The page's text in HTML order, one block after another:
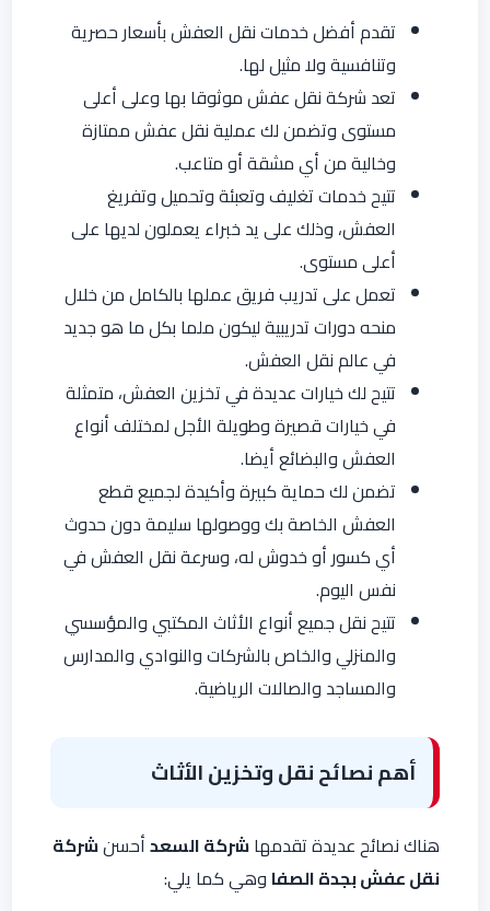
تقدم أفضل خدمات نقل العفش بأسعار حصرية
وتنافسية ولا مثيل لها.
تعد شركة نقل عفش موثوقا بها وعلى أعلى
مستوى وتضمن لك عملية نقل عفش ممتازة
وخالية من أي مشقة أو متاعب.
تتيح خدمات تغليف وتعبئة وتحميل وتفريغ
العفش، وذلك على يد خبراء يعملون لديها على
أعلى مستوى.
تعمل على تدريب فريق عملها بالكامل من خلال
منحه دورات تدريبية ليكون ملما بكل ما هو جديد
في عالم نقل العفش.
تتيح لك خيارات عديدة في تخزين العفش، متمثلة
في خيارات قصيرة وطويلة الأجل لمختلف أنواع
العفش والبضائع أيضا.
تضمن لك حماية كبيرة وأكيدة لجميع قطع
العفش الخاصة بك ووصولها سليمة دون حدوث
أي كسور أو خدوش له، وسرعة نقل العفش في
نفس اليوم.
تتيح نقل جميع أنواع الأثاث المكتبي والمؤسسي
والمنزلي والخاص بالشركات والنوادي والمدارس
والمساجد والصالات الرياضية.
أهم نصائح نقل وتخزين الأثاث
هناك نصائح عديدة تقدمهاشركة السعدأحسنشركة
نقل عفش بجدة الصفا وهي كما يلي: